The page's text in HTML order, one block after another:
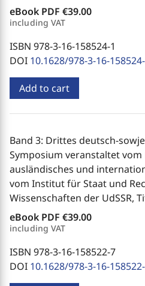
eBook PDF €39.00
including VAT
ISBN 978-3-16-158524-1
DOI 10.1628/978-3-16-
Add to cart
Band 3: Drittes deutsch-
Symposium veranstaltet
ausländisches und
vom Institut für Staat und
Wissenschaften der UdSSR,
eBook PDF €39.00
including VAT
ISBN 978-3-16-158522-7
DOI 10.1628/978-3-16-